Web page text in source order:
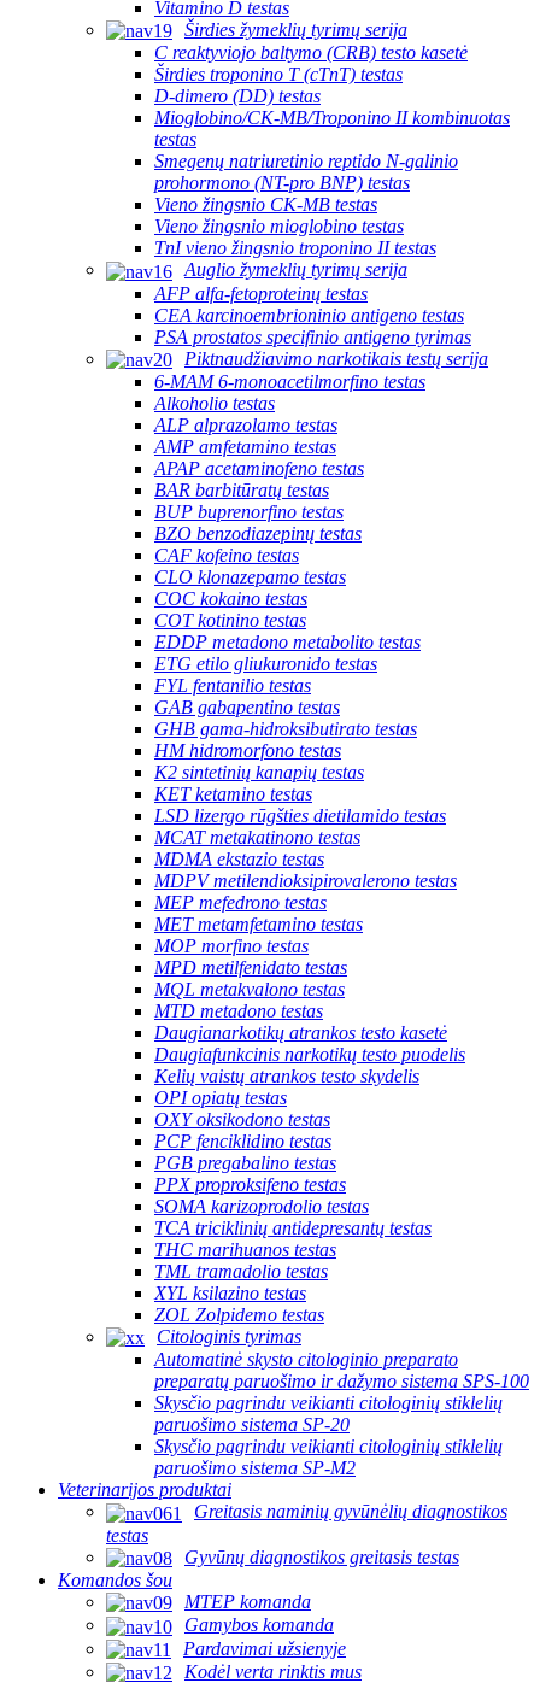
Vitamino D testas
Širdies žymeklių tyrimų serija
C reaktyviojo baltymo (CRB) testo kasetė
Širdies troponino T (cTnT) testas
D-dimero (DD) testas
Mioglobino/CK-MB/Troponino II kombinuotas
testas
Smegenų natriuretinio reptido N-galinio
prohormono (NT-pro BNP) testas
Vieno žingsnio CK-MB testas
Vieno žingsnio mioglobino testas
TnI vieno žingsnio troponino II testas
Auglio žymeklių tyrimų serija
AFP alfa-fetoproteinų testas
CEA karcinoembrioninio antigeno testas
PSA prostatos specifinio antigeno tyrimas
Piktnaudžiavimo narkotikais testų serija
6-MAM 6-monoacetilmorfino testas
Alkoholio testas
ALP alprazolamo testas
AMP amfetamino testas
APAP acetaminofeno testas
BAR barbitūratų testas
BUP buprenorfino testas
BZO benzodiazepinų testas
CAF kofeino testas
CLO klonazepamo testas
COC kokaino testas
COT kotinino testas
EDDP metadono metabolito testas
ETG etilo gliukuronido testas
FYL fentanilio testas
GAB gabapentino testas
GHB gama-hidroksibutirato testas
HM hidromorfono testas
K2 sintetinių kanapių testas
KET ketamino testas
LSD lizergo rūgšties dietilamido testas
MCAT metakatinono testas
MDMA ekstazio testas
MDPV metilendioksipirovalerono testas
MEP mefedrono testas
MET metamfetamino testas
MOP morfino testas
MPD metilfenidato testas
MQL metakvalono testas
MTD metadono testas
Daugianarkotikų atrankos testo kasetė
Daugiafunkcinis narkotikų testo puodelis
Kelių vaistų atrankos testo skydelis
OPI opiatų testas
OXY oksikodono testas
PCP fenciklidino testas
PGB pregabalino testas
PPX proproksifeno testas
SOMA karizoprodolio testas
TCA triciklinių antidepresantų testas
THC marihuanos testas
TML tramadolio testas
XYL ksilazino testas
ZOL Zolpidemo testas
Citologinis tyrimas
Automatinė skysto citologinio preparato
preparatų paruošimo ir dažymo sistema SPS-100
Skysčio pagrindu veikianti citologinių stiklelių
paruošimo sistema SP-20
Skysčio pagrindu veikianti citologinių stiklelių
paruošimo sistema SP-M2
Veterinarijos produktai
Greitasis naminių gyvūnėlių diagnostikos
testas
Gyvūnų diagnostikos greitasis testas
Komandos šou
MTEP komanda
Gamybos komanda
Pardavimai užsienyje
Kodėl verta rinktis mus